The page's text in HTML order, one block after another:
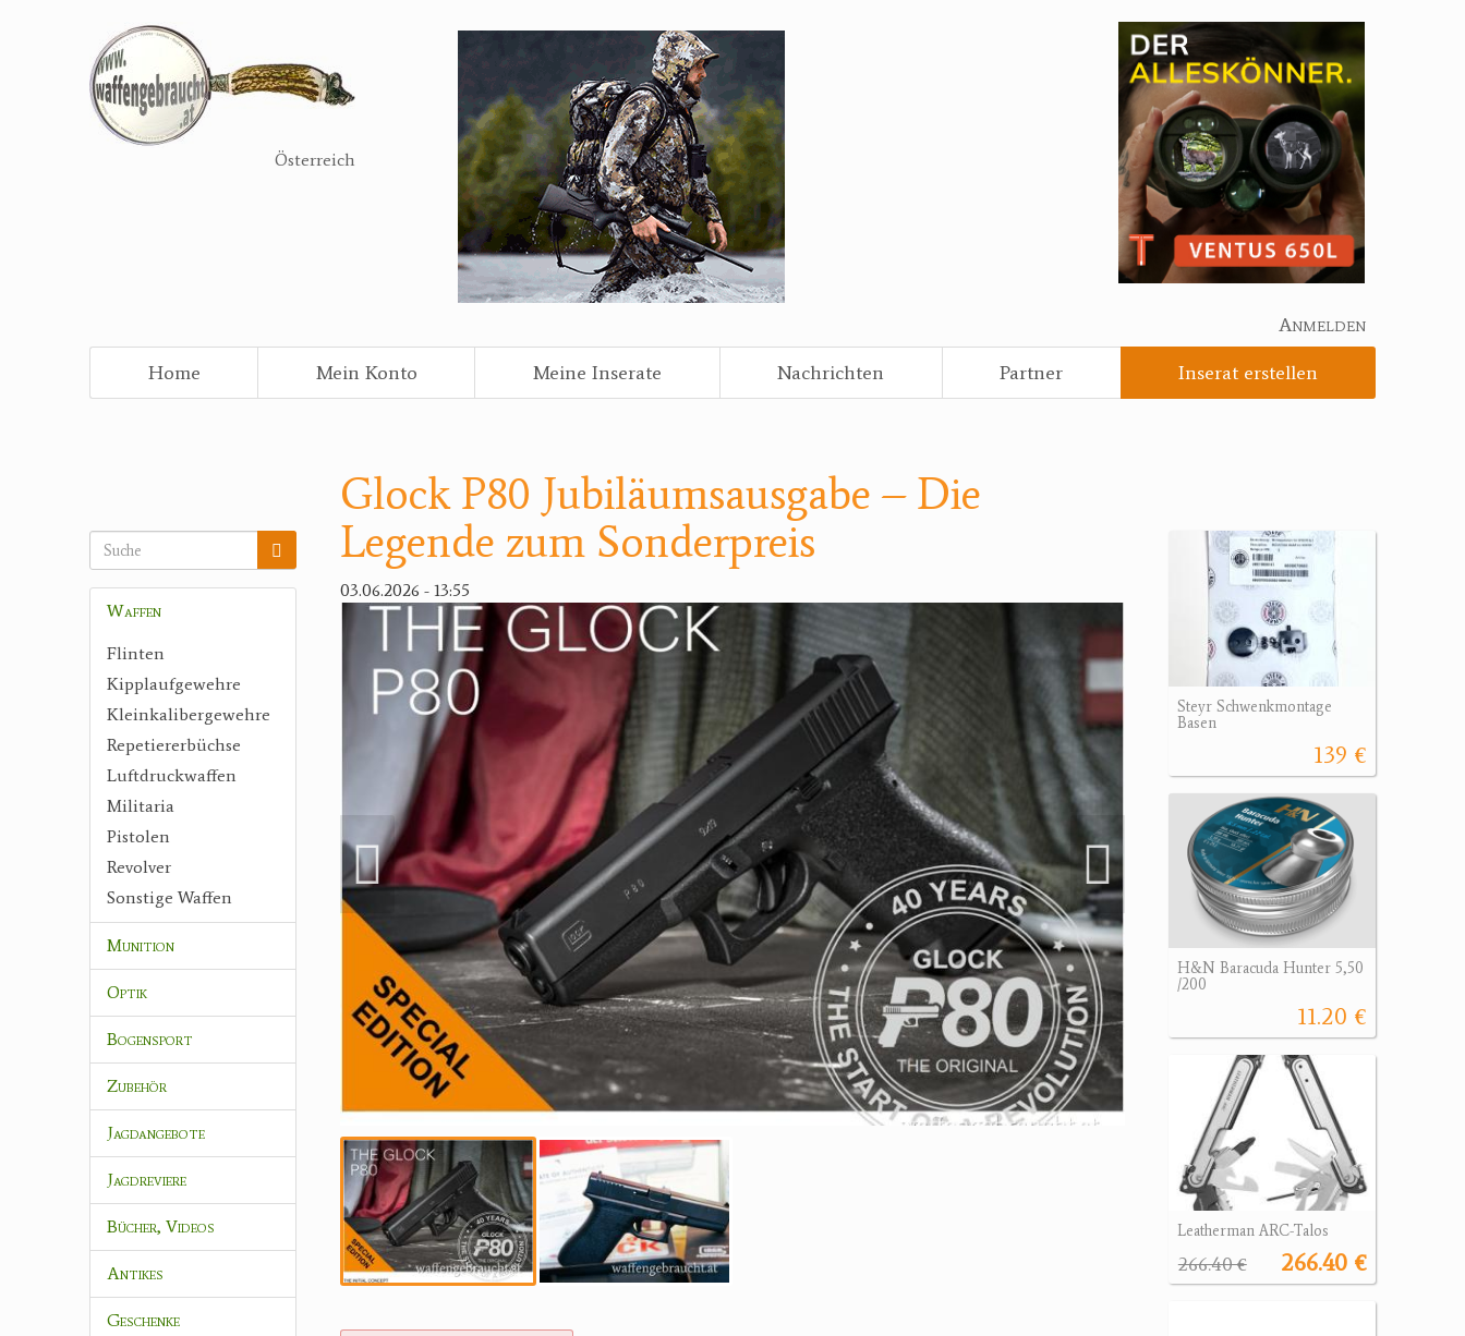
Österreich
Anmelden
Home
Mein Konto Meine Inserate Nachrichten Partner Inserat erstellen
Waffen
Flinten
Kipplaufgewehre
Kleinkalibergewehre
Repetiererbüchse
Luftdruckwaffen
Militaria
Pistolen
Revolver
Sonstige Waffen
Munition
Optik
Bogensport
Zubehör
Jagdangebote
Jagdreviere
Bücher, Videos
Antikes
Geschenke
Glock P80 Jubiläumsausgabe – Die
Legende zum Sonderpreis
03.06.2026 - 13:55
Steyr Schwenkmontage
Basen
139 €
H&N Baracuda Hunter 5,50
/200
11.20 €
Leatherman ARC-Talos
266.40 €
266.40 €